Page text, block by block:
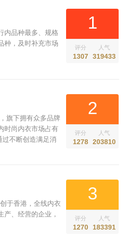
内品种最多、规格
种，及时补充市场
1
评分
1307
人气
319433
旗下拥有众多品牌
时尚内衣市场占有
过不断创造满足消
2
评分
1278
人气
203810
于香港，全线内衣
、经营的企业，
3
评分
1270
人气
183391